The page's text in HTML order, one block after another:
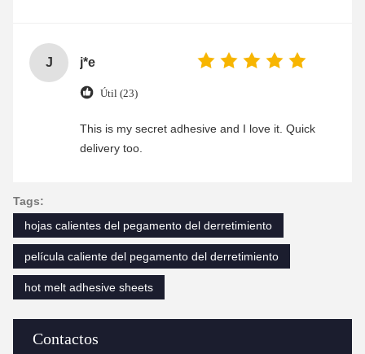
Contactos
J j*e
Útil (23)
This is my secret adhesive and I love it. Quick
delivery too.
Tags:
hojas calientes del pegamento del derretimiento
película caliente del pegamento del derretimiento
hot melt adhesive sheets